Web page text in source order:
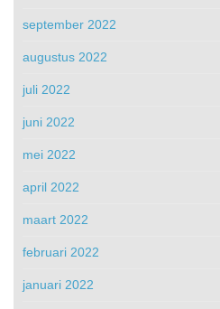
september 2022
augustus 2022
juli 2022
juni 2022
mei 2022
april 2022
maart 2022
februari 2022
januari 2022